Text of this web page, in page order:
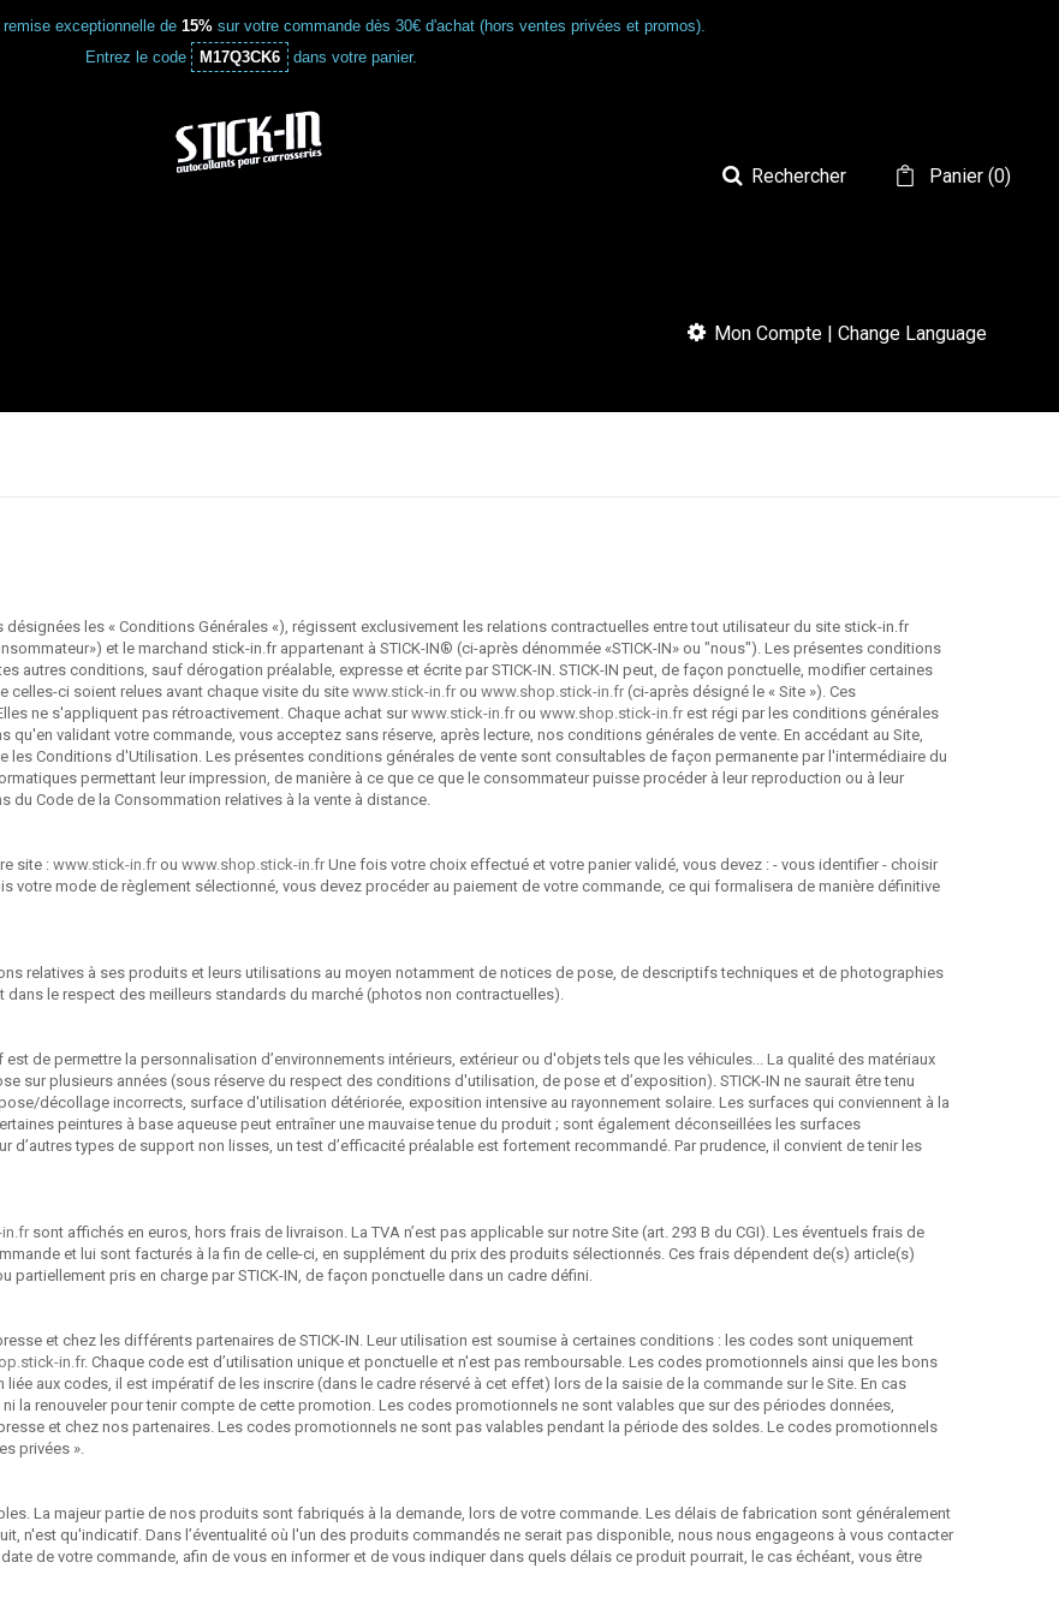
remise exceptionnelle de 15%sur votre commande dès 30€ d'achat (hors ventes privées et promos).
Entrez le code
M17Q3CK6 dans votre panier.
Panier(0)
Rechercher
Mon Compte | Change Language
les « Conditions Générales «), régissent exclusivement les relations contractuelles entre tout utilisateur du site stick-in.fr
et le marchand stick-in.fr appartenant à STICK-IN® (ci-après dénommée «STICK-IN» ou "nous"). Les présentes conditions
autres conditions, sauf dérogation préalable, expresse et écrite par STICK-IN. STICK-IN peut, de façon ponctuelle, modifier certaines
ci soient relues avant chaque visite du site www.stick-in.fr ou www.shop.stick-in.fr (ci-après désigné le « Site »). Ces
ne s'appliquent pas rétroactivement. Chaque achat surwww.stick-in.fr ou www.shop.stick-in.fr est régi par les conditions générales
validant votre commande, vous acceptez sans réserve, après lecture, nos conditions générales de vente. En accédant au Site,
les Conditions d'Utilisation. Les présentes conditions générales de vente sont consultables de façon permanente par l'intermédiaire du
permettant leur impression, de manière à ce que ce que le consommateur puisse procéder à leur reproduction ou à leur
du Code de la Consommation relatives à la vente à distance.
site : www.stick-in.fr ou www.shop.stick-in.fr Une fois votre choix effectué et votre panier validé, vous devez : - vous identifier - choisir
votre mode de règlement sélectionné, vous devez procéder au paiement de votre commande, ce qui formalisera de manière définitive
relatives à ses produits et leurs utilisations au moyen notamment de notices de pose, de descriptifs techniques et de photographies
le respect des meilleurs standards du marché (photos non contractuelles).
de permettre la personnalisation d’environnements intérieurs, extérieur ou d'objets tels que les véhicules... La qualité des matériaux
sur plusieurs années (sous réserve du respect des conditions d'utilisation, de pose et d’exposition). STICK-IN ne saurait être tenu
décollage incorrects, surface d'utilisation détériorée, exposition intensive au rayonnement solaire. Les surfaces qui conviennent à la
peintures à base aqueuse peut entraîner une mauvaise tenue du produit ; sont également déconseillées les surfaces
d’autres types de support non lisses, un test d’efficacité préalable est fortement recommandé. Par prudence, il convient de tenir les
sont affichés en euros, hors frais de livraison. La TVA n’est pas applicable sur notre Site (art. 293 B du CGI). Les éventuels frais de
et lui sont facturés à la fin de celle-ci, en supplément du prix des produits sélectionnés. Ces frais dépendent de(s) article(s)
pris en charge par STICK-IN, de façon ponctuelle dans un cadre défini.
et chez les différents partenaires de STICK-IN. Leur utilisation est soumise à certaines conditions : les codes sont uniquement
in.fr. Chaque code est d’utilisation unique et ponctuelle et n'est pas remboursable. Les codes promotionnels ainsi que les bons
aux codes, il est impératif de les inscrire (dans le cadre réservé à cet effet) lors de la saisie de la commande sur le Site. En cas
la renouveler pour tenir compte de cette promotion. Les codes promotionnels ne sont valables que sur des périodes données,
et chez nos partenaires. Les codes promotionnels ne sont pas valables pendant la période des soldes. Le codes promotionnels
privées ».
La majeur partie de nos produits sont fabriqués à la demande, lors de votre commande. Les délais de fabrication sont généralement
n'est qu'indicatif. Dans l’éventualité où l'un des produits commandés ne serait pas disponible, nous nous engageons à vous contacter
de votre commande, afin de vous en informer et de vous indiquer dans quels délais ce produit pourrait, le cas échéant, vous être